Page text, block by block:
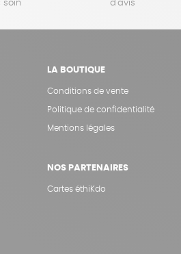
soin
d'avis
LA BOUTIQUE
Conditions de vente
Politique de confidentialité
Mentions légales
NOS PARTENAIRES
Cartes éthiKdo